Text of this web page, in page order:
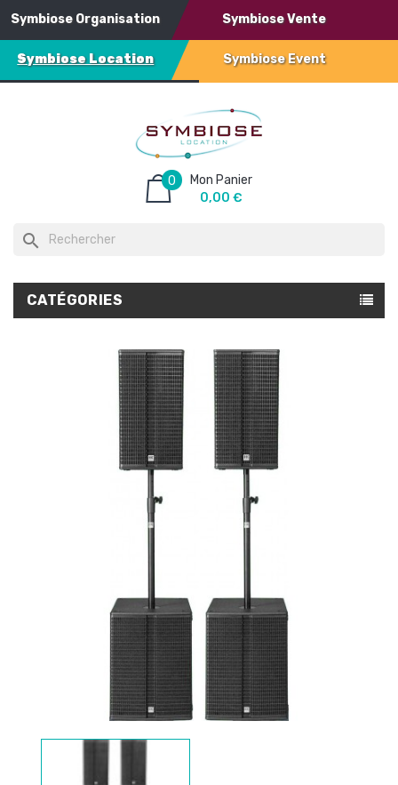
Symbiose Organisation Symbiose Vente
Symbiose Location Symbiose Event
Mon Panier
0
0,00 €
search
CATÉGORIES